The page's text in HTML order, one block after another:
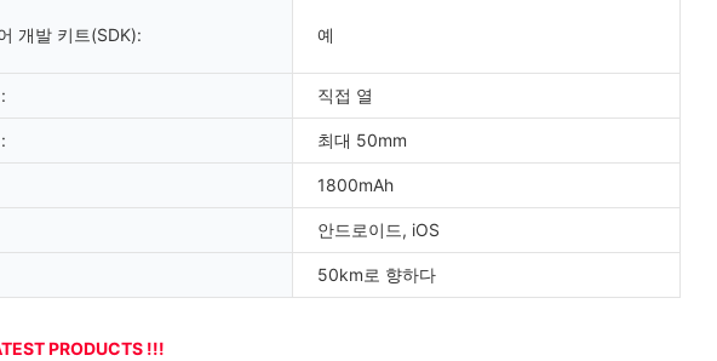
개발 키트(SDK): 예
직접 열
최대 50mm
1800mAh
안드로이드, iOS
50km로 향하다
PRODUCTS !!!